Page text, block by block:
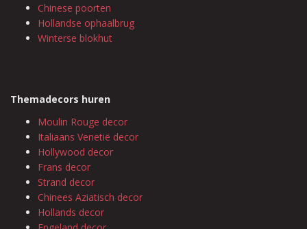
Chinese poorten
Hollandse ophaalbrug
Winterse blokhut
Themadecors huren
Moulin Rouge decor
Italiaans Venetië decor
Hollywood decor
Frans decor
Strand decor
Chinees Aziatisch decor
Hollands decor